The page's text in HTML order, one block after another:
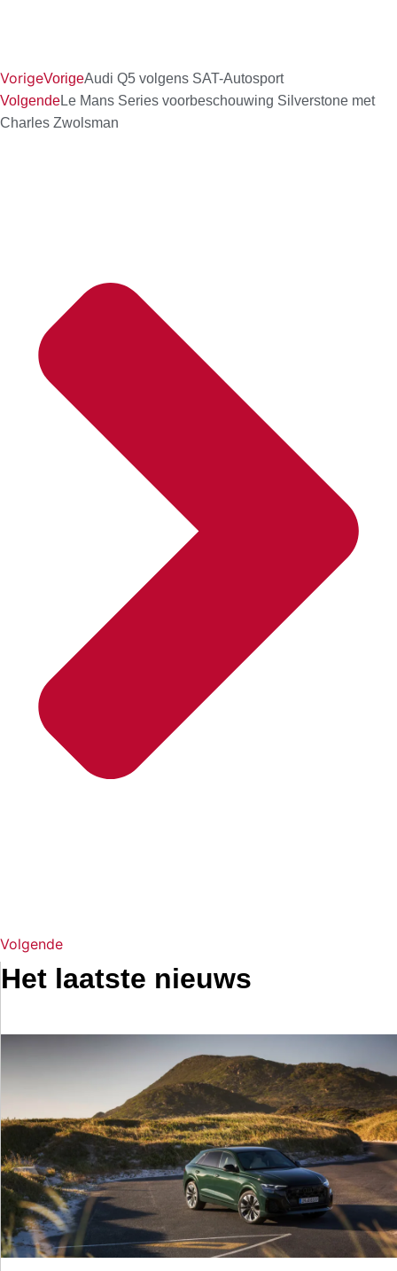
VorigeVorigeAudi Q5 volgens SAT-Autosport
VolgendeLe Mans Series voorbeschouwing Silverstone met
Charles Zwolsman
Volgende
Het laatste nieuws